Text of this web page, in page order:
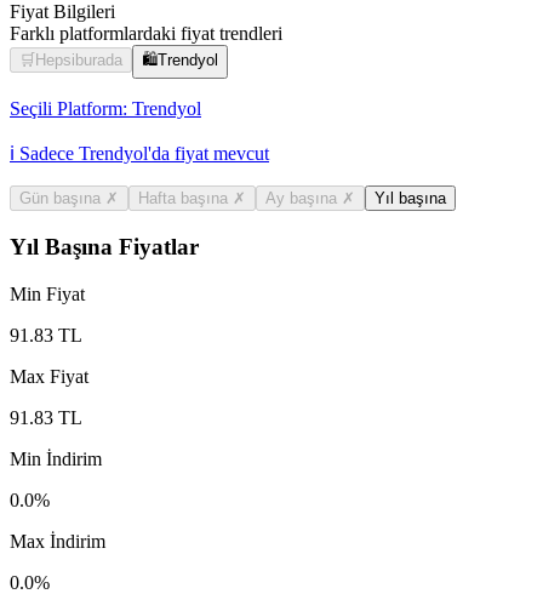
Fiyat Bilgileri
Farklı platformlardaki fiyat trendleri
🛒 Hepsiburada 🛍️Trendyol
Seçili Platform: Trendyol
ℹ️ Sadece Trendyol'da fiyat mevcut
Gün başına ✗ Hafta başına ✗ Ay başına ✗ Yıl başına
Yıl Başına Fiyatlar
Min Fiyat
91.83 TL
Max Fiyat
91.83 TL
Min İndirim
0.0%
Max İndirim
0.0%